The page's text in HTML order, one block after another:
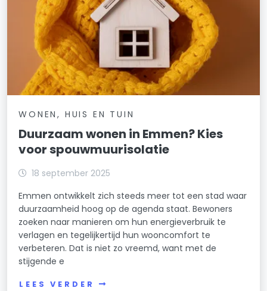
WONEN, HUIS EN TUIN
Duurzaam wonen in Emmen? Kies
voor spouwmuurisolatie
18 september 2025
Emmen ontwikkelt zich steeds meer tot een stad waar
duurzaamheid hoog op de agenda staat. Bewoners
zoeken naar manieren om hun energieverbruik te
verlagen en tegelijkertijd hun wooncomfort te
verbeteren. Dat is niet zo vreemd, want met de
stijgende e
LEES VERDER